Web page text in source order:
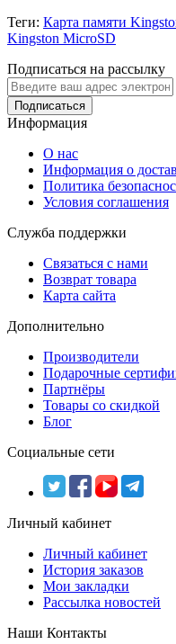
Теги: Карта памяти
Kingston MicroSD
Подписаться на рассылку
Подписаться
Информация
О нас
Информация о
Политика
Условия соглашения
Служба поддержки
Связаться с нами
Возврат товара
Карта сайта
Дополнительно
Производители
Подарочные
Партнёры
Товары со скидкой
Блог
Социальные сети
Личный кабинет
Личный кабинет
История заказов
Мои закладки
Рассылка новостей
Наши Контакты